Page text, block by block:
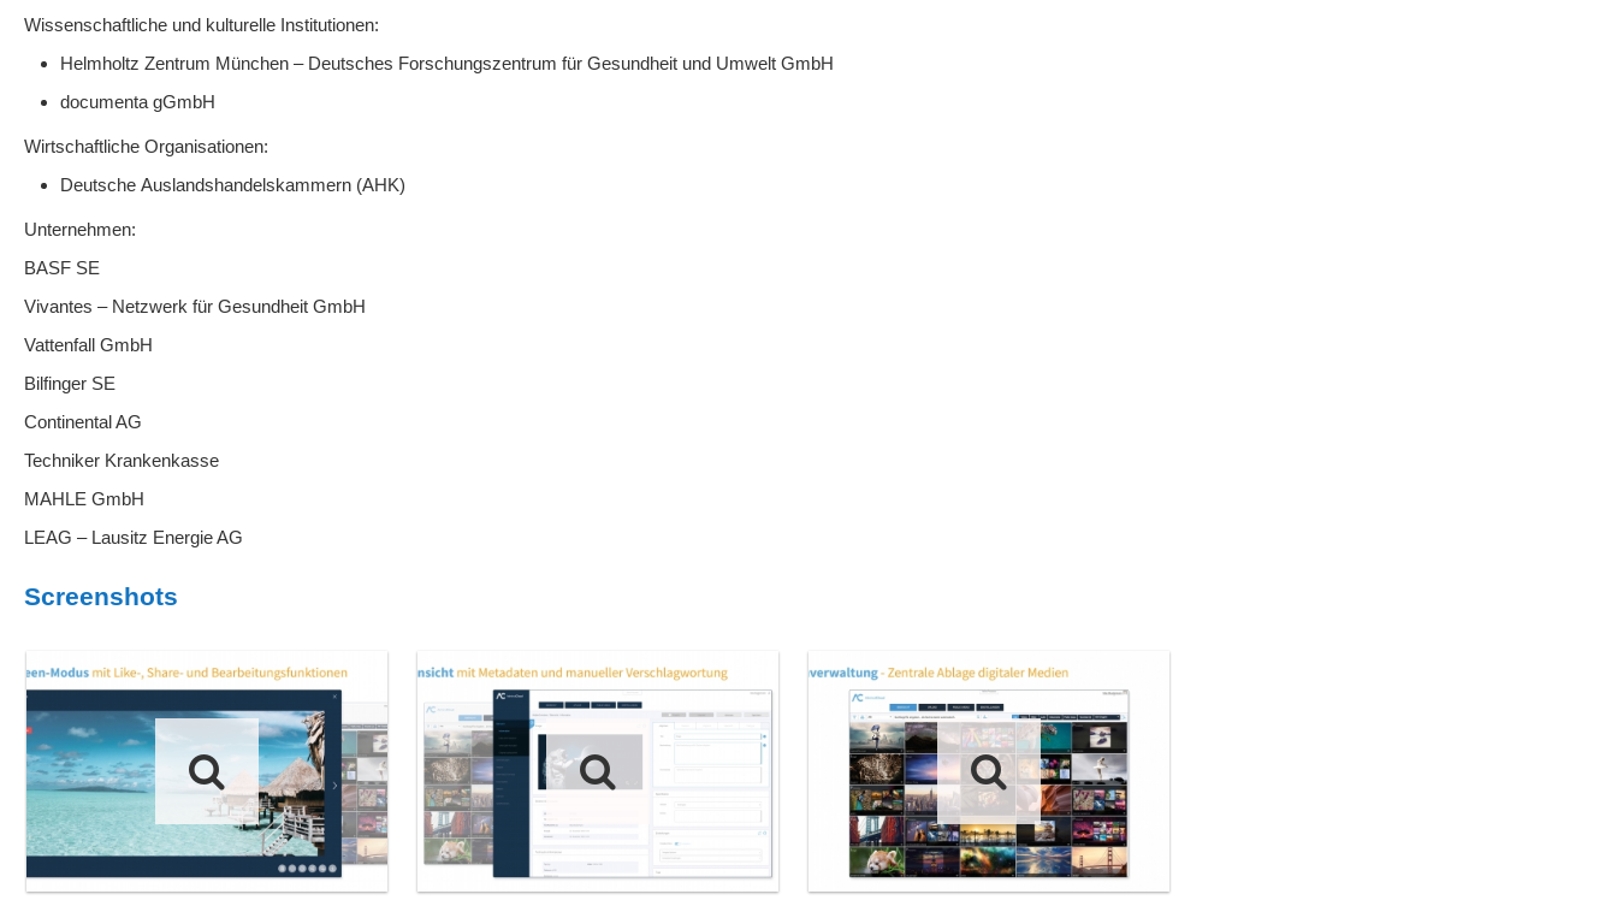
Wissenschaftliche und kulturelle Institutionen:
Helmholtz Zentrum München – Deutsches Forschungszentrum für Gesundheit und Umwelt GmbH
documenta gGmbH
Wirtschaftliche Organisationen:
Deutsche Auslandshandelskammern (AHK)
Unternehmen:
BASF SE
Vivantes – Netzwerk für Gesundheit GmbH
Vattenfall GmbH
Bilfinger SE
Continental AG
Techniker Krankenkasse
MAHLE GmbH
LEAG – Lausitz Energie AG
Screenshots